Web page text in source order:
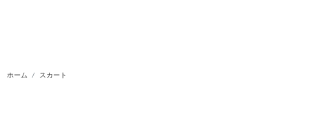
ホーム スカート